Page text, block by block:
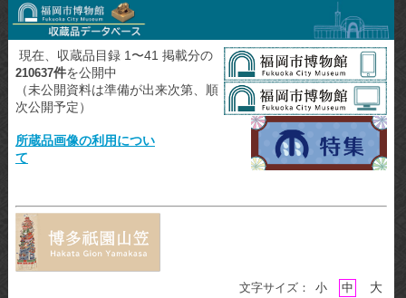
現在、収蔵品目録 1〜41 掲載分の
210637件を公開中
（未公開資料は準備が出来次第、順
次公開予定）
所蔵品画像の利用につい
て
文字サイズ： 小 中 大